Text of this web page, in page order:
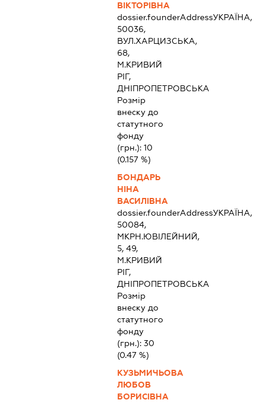
ВІКТОРІВНА
dossier.founderAddressУКРАЇНА,
50036,
ВУЛ.ХАРЦИЗСЬКА,
68,
М.КРИВИЙ
РІГ,
ДНІПРОПЕТРОВСЬКА
Розмір
внеску до
статутного
фонду
(грн.):10
(0.157 %)
БОНДАРЬ
НІНА
ВАСИЛІВНА
dossier.founderAddressУКРАЇНА,
50084,
МКРН.ЮВІЛЕЙНИЙ,
5, 49,
М.КРИВИЙ
РІГ,
ДНІПРОПЕТРОВСЬКА
Розмір
внеску до
статутного
фонду
(грн.):30
(0.47 %)
КУЗЬМИЧЬОВА
ЛЮБОВ
БОРИСІВНА